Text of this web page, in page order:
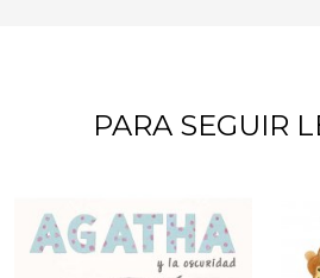
PARA SEGUIR